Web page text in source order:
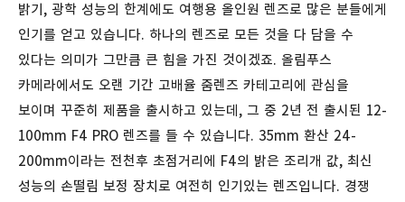
밝기, 광학 성능의 한계에도 여행용 올인원 렌즈로 많은 분들에게
인기를 얻고 있습니다. 하나의 렌즈로 모든 것을 다 담을 수
있다는 의미가 그만큼 큰 힘을 가진 것이겠죠. 올림푸스
카메라에서도 오랜 기간 고배율 줌렌즈 카테고리에 관심을
보이며 꾸준히 제품을 출시하고 있는데, 그 중 2년 전 출시된 12-
100mm F4 PRO 렌즈를 들 수 있습니다. 35mm 환산 24-
200mm이라는 전천후 초점거리에 F4의 밝은 조리개 값, 최신
성능의 손떨림 보정 장치로 여전히 인기있는 렌즈입니다. 경쟁